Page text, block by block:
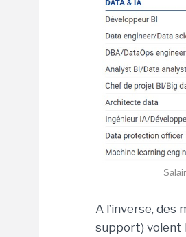
A l’inverse,
support) voient